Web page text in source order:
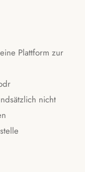
Plattform zur
nicht